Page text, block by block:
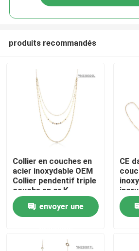
Maison
Produits
A propos de nous
produits recommandés
Collier en couches en
acier inoxydable OEM
Collier pendentif triple
couche en or K
envoyer une
CE